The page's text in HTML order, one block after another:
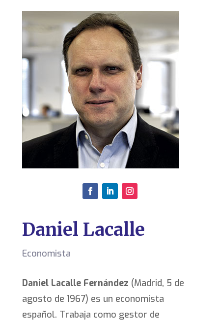
Daniel Lacalle
Economista
Daniel Lacalle Fernández (Madrid, 5 de
agosto de 1967) es un economista
español. Trabaja como gestor de